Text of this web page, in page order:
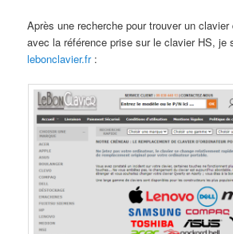
Après une recherche pour trouver un
avec la référence prise sur le clavier HS, je
lebonclavier.fr: